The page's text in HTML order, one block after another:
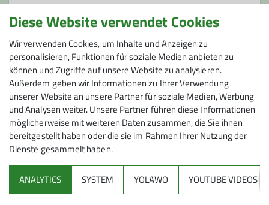
Organisation:
Sandra Kresta, Marco Wähling
Inhalt:
Im März 2014 wur­de un­se­re jüngs­te Ju­gend­grup­pe
ins Le­ben ge­ru­fen. Heu­te sind die Frei­geis­ter ei­ne
Grup­pe von 26 Mä­dels und Jungs der Jahr­gän­ge
2005-2008. Unser Angebot richtet sich an Kinder,
die Spaß an der Bewegung haben und gerne in der
Bergziegen
Organisation:
Amelie Houzer, Kilian Hanemann, Lasse Radloff,
Leonie Houzer, Leonora Oswald, Nico Krentscher
Inhalt:
Jugend 1
Organisation:
Jan Vesper, Michael Kresta
Diese Website verwendet Cookies
Wir verwenden Cookies, um Inhalte und Anzeigen zu
personalisieren, Funktionen für soziale Medien anbieten zu
können und Zugriffe auf unsere Website zu analysieren.
Außerdem geben wir Informationen zu Ihrer Verwendung
unserer Website an unsere Partner für soziale Medien, Werbung
und Analysen weiter. Unsere Partner führen diese Informationen
möglicherweise mit weiteren Daten zusammen, die Sie ihnen
bereitgestellt haben oder die sie im Rahmen Ihrer Nutzung der
Dienste gesammelt haben.
ANALYTICS SYSTEM YOLAWO YOUTUBE VIDEOS